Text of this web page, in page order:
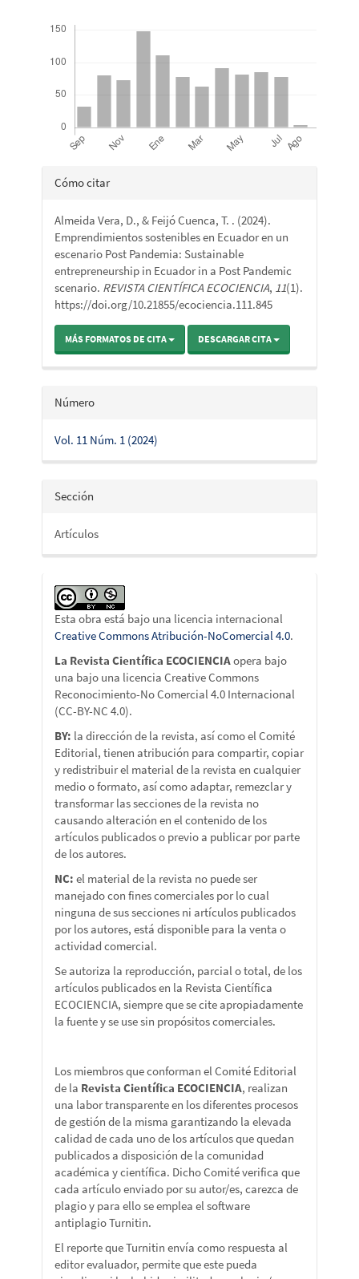
Detalles
artículo
Cómo citar
Almeida Vera, D., & Feijó Cuenca, T. . (2024).
Emprendimientos sostenibles en Ecuador en un
escenario Post Pandemia: Sustainable
entrepreneurship in Ecuador in a Post Pandemic
scenario. REVISTA CIENTÍFICA ECOCIENCIA, 11(1).
https://doi.org/10.21855/ecociencia.111.845
MÁS FORMATOS DE CITA DESCARGAR CITA
Número
Vol. 11 Núm. 1 (2024)
Sección
Artículos
Esta obra está bajo una licencia internacional
Creative Commons Atribución-NoComercial 4.0.
La Revista Científica ECOCIENCIAopera bajo
una bajo una licencia Creative Commons
Reconocimiento-No Comercial 4.0 Internacional
(CC-BY-NC 4.0).
BY: la dirección de la revista, así como el Comité
Editorial, tienen atribución para compartir, copiar
y redistribuir el material de la revista en cualquier
medio o formato, así como adaptar, remezclar y
transformar las secciones de la revista no
causando alteración en el contenido de los
artículos publicados o previo a publicar por parte
de los autores.
NC: el material de la revista no puede ser
manejado con fines comerciales por lo cual
ninguna de sus secciones ni artículos publicados
por los autores, está disponible para la venta o
actividad comercial.
Se autoriza la reproducción, parcial o total, de los
artículos publicados en la Revista Científica
ECOCIENCIA, siempre que se cite apropiadamente
la fuente y se use sin propósitos comerciales.
Los miembros que conforman el Comité Editorial
de la Revista Científica ECOCIENCIA, realizan
una labor transparente en los diferentes procesos
de gestión de la misma garantizando la elevada
calidad de cada uno de los artículos que quedan
publicados a disposición de la comunidad
académica y científica. Dicho Comité verifica que
cada artículo enviado por su autor/es, carezca de
plagio y para ello se emplea el software
antiplagio Turnitin.
El reporte que Turnitin envía como respuesta al
editor evaluador, permite que este pueda